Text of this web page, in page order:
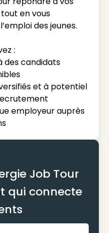
en vous
des jeunes.
:
des candidats
et à potentiel
employeur auprès
Job Tour
qui connecte